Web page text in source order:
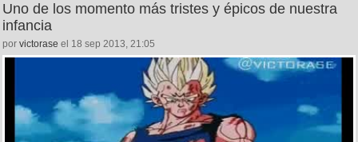
Uno de los momento más tristes y épicos de nuestra
infancia
por victorase el 18 sep 2013, 21:05